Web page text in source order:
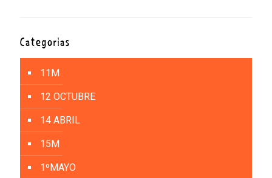
Categorías
11M
12 OCTUBRE
14 ABRIL
15M
1ºMAYO